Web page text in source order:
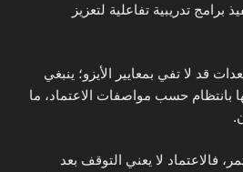
برامج تدريبية تفاعلية لتعزيز
قد لا تفي بمعايير الأيزو؛ ينبغي
بانتظام حسب مواصفات الاعتماد، ما
فالاعتماد لا يعني التوقف بعد